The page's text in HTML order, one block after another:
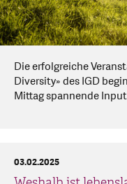
Die erfolgreiche
Diversity» des IGD
Mittag spannende
03.02.2025